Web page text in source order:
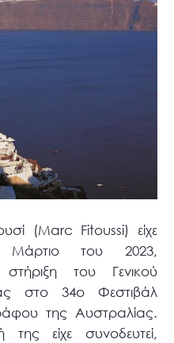
(Μarc Fitoussi) είχε
Μάρτιο του 2023,
του Γενικού
στο 34ο Φεστιβάλ
της Αυστραλίας.
είχε συνοδευτεί,